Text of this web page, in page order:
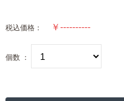
税込価格：
個数 ：